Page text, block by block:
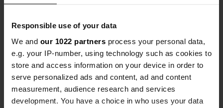
Responsible use of your data
We and our 1022 partners process your personal data,
e.g. your IP-number, using technology such as cookies to
store and access information on your device in order to
serve personalized ads and content, ad and content
measurement, audience research and services
development. You have a choice in who uses your data
Contact
Emplacement
Rue des Lavoirs 1
08130, Chuffilly-Roche, France